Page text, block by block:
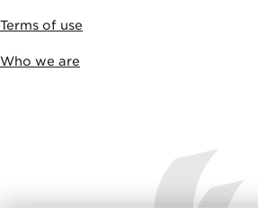
Terms of use
Who we are